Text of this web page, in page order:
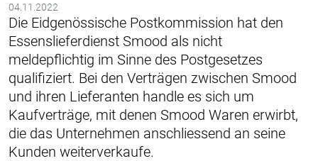
04.11.2022
Die Eidgenössische Postkommission hat den
Essenslieferdienst Smood als nicht
meldepflichtig im Sinne des Postgesetzes
qualifiziert. Bei den Verträgen zwischen Smood
und ihren Lieferanten handle es sich um
Kaufverträge, mit denen Smood Waren erwirbt,
die das Unternehmen anschliessend an seine
Kunden weiterverkaufe.